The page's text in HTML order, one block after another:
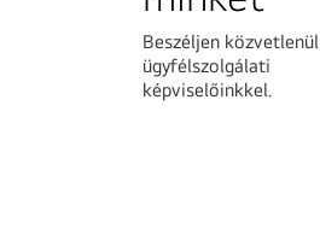
Beszéljen közvetlenül
ügyfélszolgálati
képviselőinkkel.